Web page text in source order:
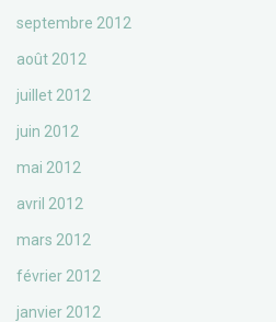
septembre 2012
août 2012
juillet 2012
juin 2012
mai 2012
avril 2012
mars 2012
février 2012
janvier 2012